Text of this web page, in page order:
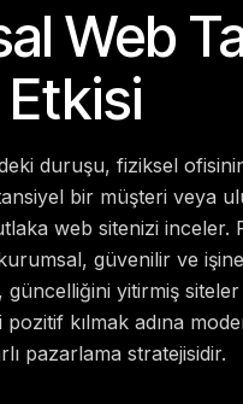
Web
Etkisi
duruşu, fiziksel
bir müşteri veya
web sitenizi inceler.
güvenilir ve
güncelliğini yitirmiş
kılmak adına
pazarlama stratejisidir.